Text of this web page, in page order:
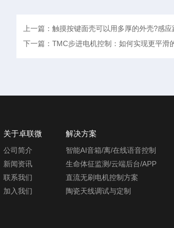
上一篇：触摸按键面壳可以用多厚的外壳?感
下一篇：TMC步进电机控制：如何实现更平滑
关于卓联微
公司简介
新闻资讯
联系我们
加入我们
解决方案
智能AI音箱/离/在线语音控制
生命体征监测/云端后台/APP
直流无刷电机控制方案
陶瓷天线调试与定制